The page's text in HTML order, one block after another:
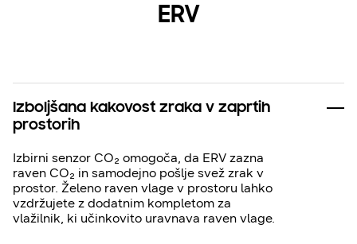
ERV
Izboljšana kakovost zraka v zaprtih
prostorih
Izbirni senzor CO₂ omogoča, da ERV zazna
raven CO₂ in samodejno pošlje svež zrak v
prostor. Želeno raven vlage v prostoru lahko
vzdržujete z dodatnim kompletom za
vlažilnik, ki učinkovito uravnava raven vlage.